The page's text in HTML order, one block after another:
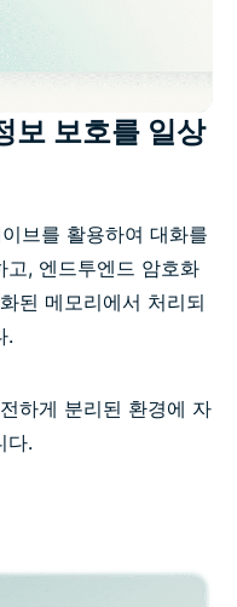
보 보호를 일상
브를 활용하여 대화를
고, 엔드투엔드 암호화
된 메모리에서 처리되
.
하게 분리된 환경에 자
다.